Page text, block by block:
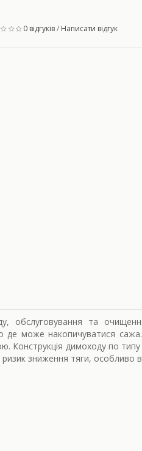
0 відгуків/ Написати відгук
обслуговування та
може накопичуватися
димоходу по типу
зниження тяги, особливо